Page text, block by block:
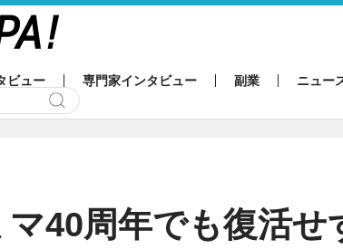
ビュー 専門家インタビュー 副業 ニュー
マ40周年でも復活せ